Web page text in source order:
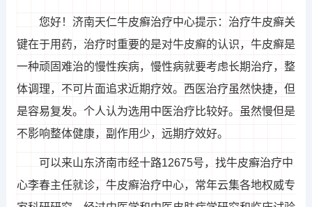
您好！济南天仁牛皮癣治疗中心提示：治疗牛皮癣关
键在于用药，治疗时重要的是对牛皮癣的认识，牛皮癣是
一种顽固难治的慢性疾病，慢性病就要考虑长期治疗，整
体调理，不可片面追求近期疗效。西医治疗虽然快捷，但
是容易复发。个人认为选用中医治疗比较好。虽然慢但是
不影响整体健康，副作用少，远期疗效好。
可以来山东济南市经十路12675号，找牛皮癣治疗中
心李春主任就诊，牛皮癣治疗中心，常年云集各地权威专